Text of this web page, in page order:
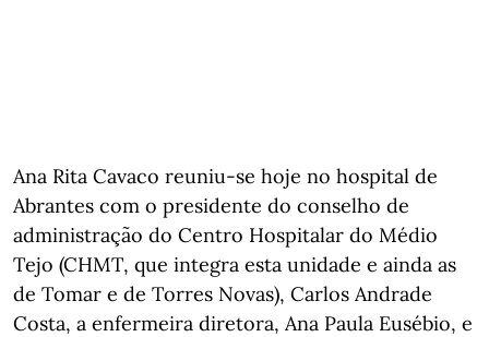
Ana Rita Cavaco reuniu-se hoje no hospital de
Abrantes com o presidente do conselho de
administração do Centro Hospitalar do Médio
Tejo (CHMT, que integra esta unidade e ainda as
de Tomar e de Torres Novas), Carlos Andrade
Costa, a enfermeira diretora, Ana Paula Eusébio, e